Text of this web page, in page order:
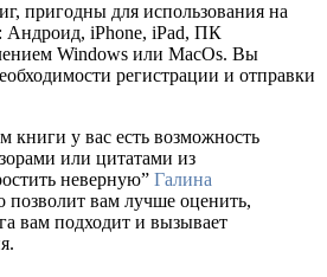
пригодны для использования на
Андроид, iPhone, iPad, ПК
Windows или MacOs. Вы
регистрации и отправки
книги у вас есть возможность
или цитатами из
неверную” Галина
позволит вам лучше оценить,
вам подходит и вызывает